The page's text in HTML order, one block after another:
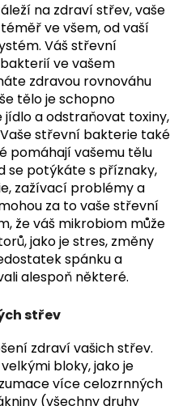
na zdraví střev, vaše
ve všem, od vaší
Váš střevní
ve vašem
zdravou rovnováhu
tělo je schopno
a odstraňovat toxiny,
střevní bakterie také
pomáhají vašemu tělu
se potýkáte s příznaky,
zažívací problémy a
za to vaše střevní
že váš mikrobiom může
jako je stres, změny
spánku a
alespoň některé.
střev
zdraví vašich střev.
bloky, jako je
více celozrnných
(všechny druhy